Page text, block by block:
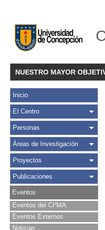
NUESTRO MAYOR
Inicio
El Centro
Personas
Áreas de Investigación
Proyectos
Publicaciones
Eventos
Eventos del CI²MA
Eventos Externos
Noticias